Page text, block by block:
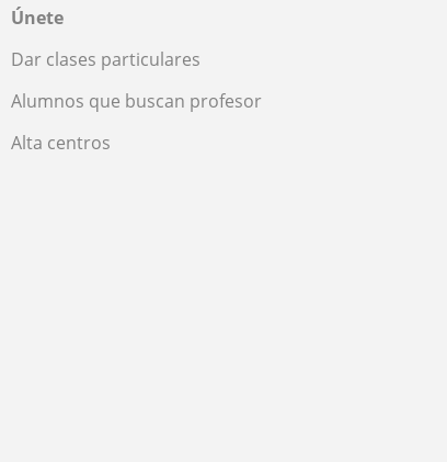
Únete
Dar clases particulares
Alumnos que buscan profesor
Alta centros